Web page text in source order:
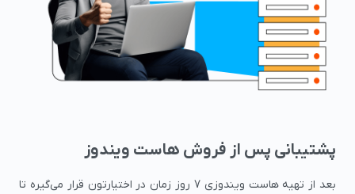
پشتیبانی پس از فروش هاست ویندوز
بعد از تهیه هاست ویندوزی 7 روز زمان در اختیارتون قرار می‌گیره تا